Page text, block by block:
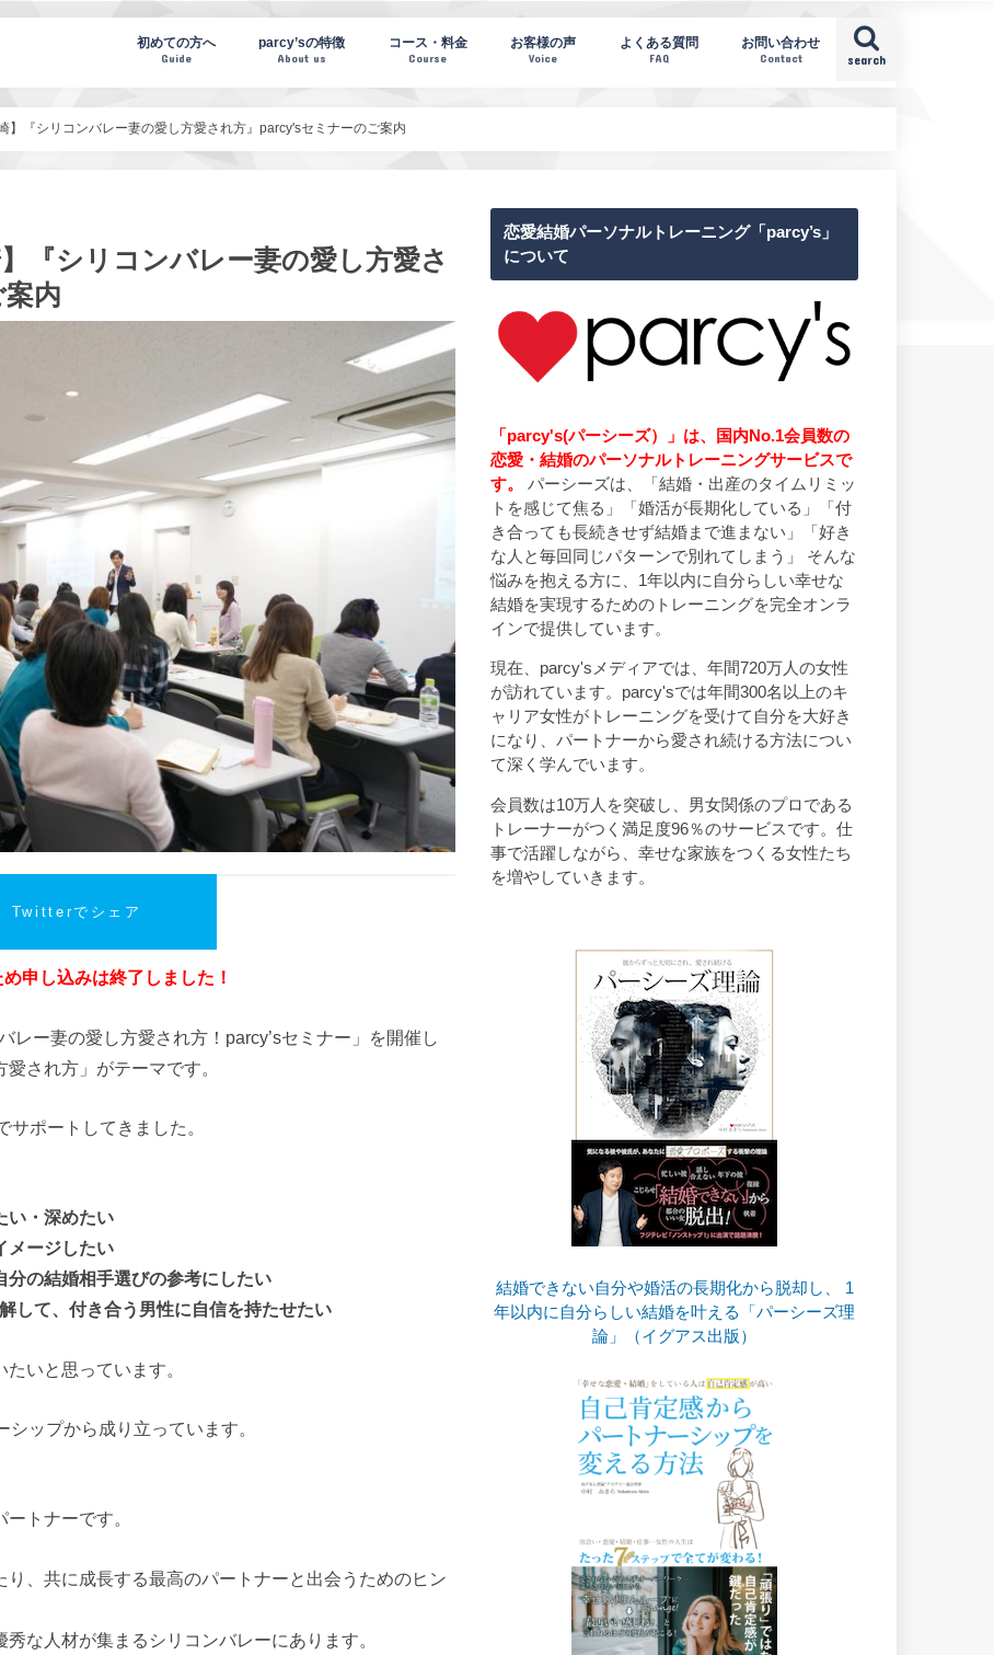
ーシーズノート) search
初めての方へ
Guide
parcy’sの特徴
About us
コース・料金
Course
お客様の声
Voice
よくある質問
FAQ
お問い合わせ
Contact
】『シリコンバレー妻の愛し方愛され方』parcy'sセミナーのご案内
『シリコンバレー妻の愛し方愛さ
内
Twitterでシェア
申し込みは終了しました！
レー妻の愛し方愛され方！parcy’sセミナー」を開催し
され方」がテーマです。
サポートしてきました。
い・深めたい
メージしたい
分の結婚相手選びの参考にしたい
して、付き合う男性に自信を持たせたい
いと思っています。
ップから成り立っています。
トナーです。
、共に成長する最高のパートナーと出会うためのヒン
な人材が集まるシリコンバレーにあります。
恋愛結婚パーソナルトレーニング「parcy’s」
について
「parcy's(パーシーズ）」は、国内No.1会員数の
恋愛・結婚のパーソナルトレーニングサービスで
す。
パーシーズは、「結婚・出産のタイムリミッ
トを感じて焦る」「婚活が長期化している」「付
き合っても長続きせず結婚まで進まない」「好き
な人と毎回同じパターンで別れてしまう」 そんな
悩みを抱える方に、1年以内に自分らしい幸せな
結婚を実現するためのトレーニングを完全オンラ
インで提供しています。
現在、parcy'sメディアでは、年間720万人の女性
が訪れています。parcy'sでは年間300名以上のキ
ャリア女性がトレーニングを受けて自分を大好き
になり、パートナーから愛され続ける方法につい
て深く学んでいます。
会員数は10万人を突破し、男女関係のプロである
トレーナーがつく満足度96％のサービスです。仕
事で活躍しながら、幸せな家族をつくる女性たち
を増やしていきます。
結婚できない自分や婚活の長期化から脱却し、 1
年以内に自分らしい結婚を叶える「パーシーズ理
論」（イグアス出版）